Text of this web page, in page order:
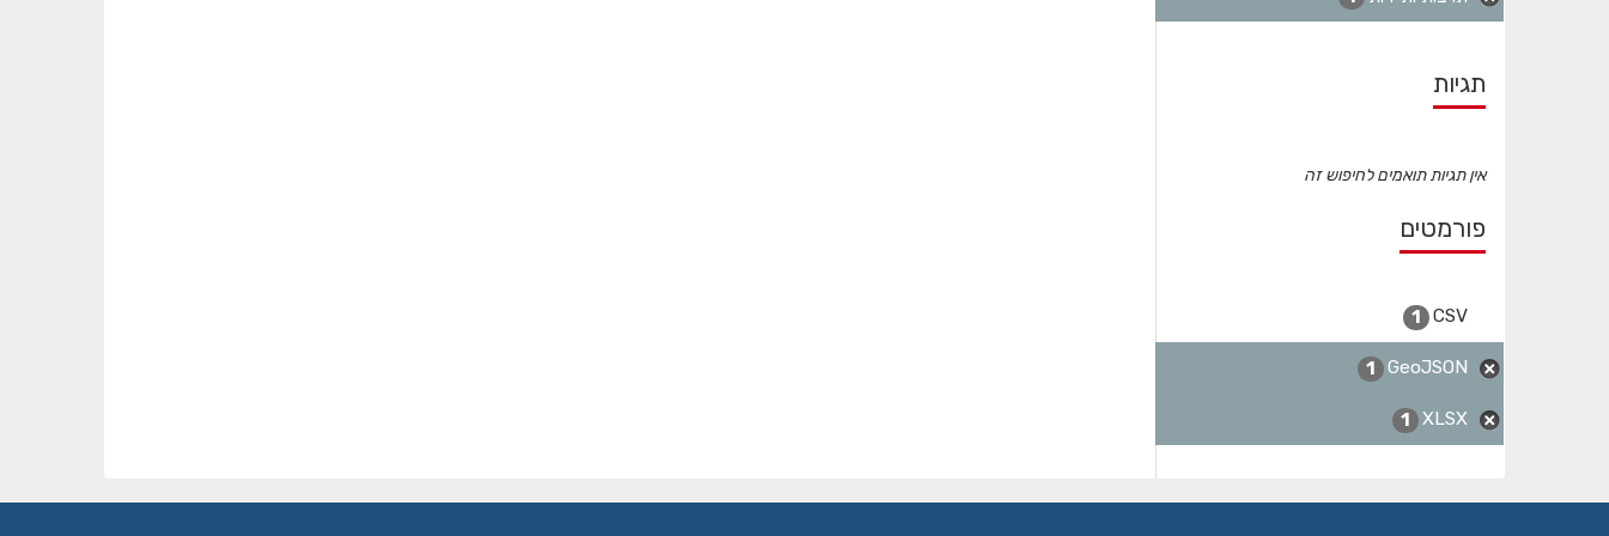
תגיות
אין תגיות תואמים לחיפוש זה
פורמטים
CSV
1
GeoJSON
1
XLSX
1